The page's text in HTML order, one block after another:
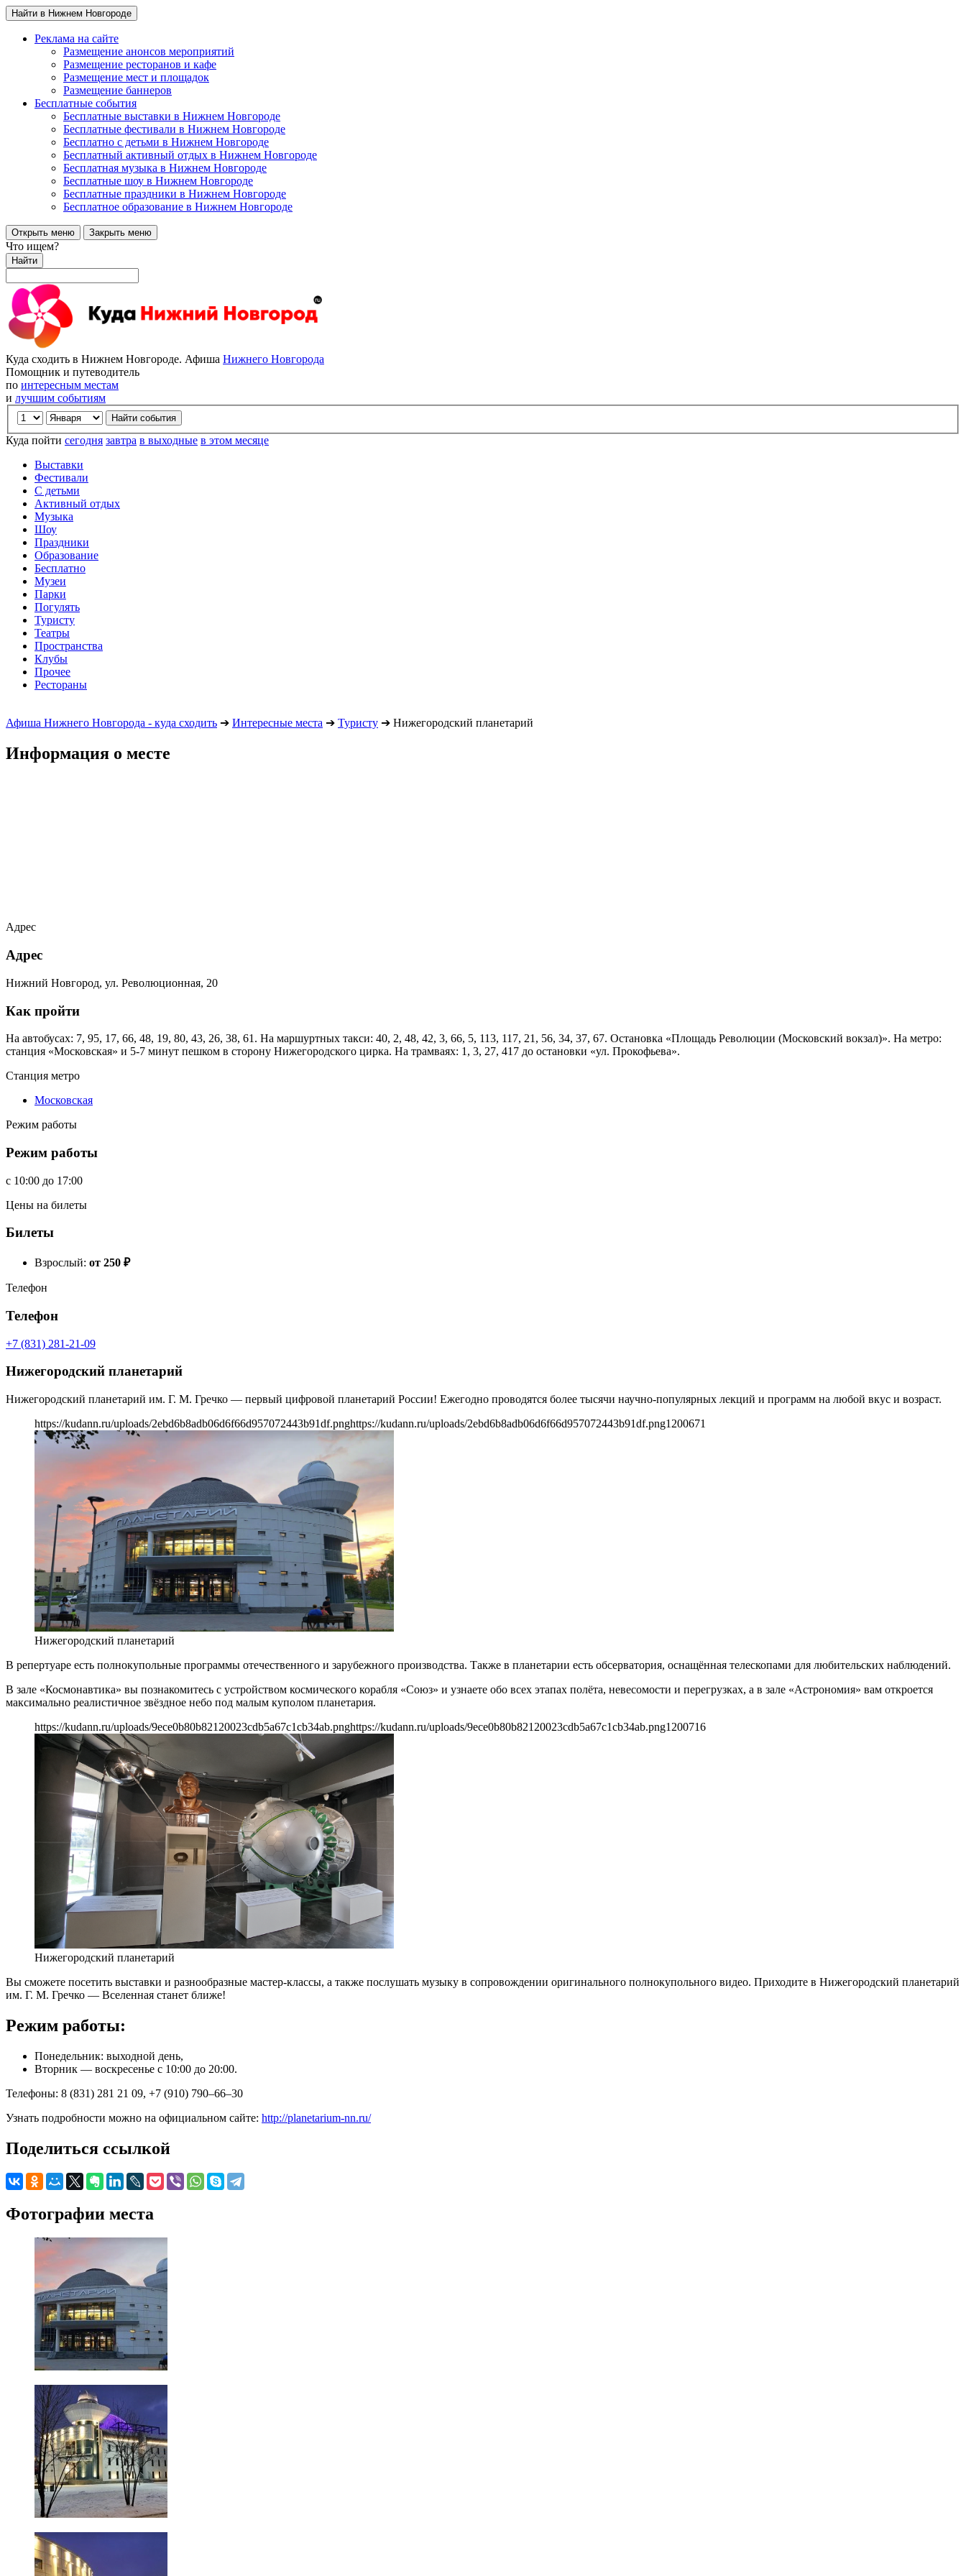
Найти в Нижнем Новгороде
Реклама на сайте
Размещение анонсов мероприятий
Размещение ресторанов и кафе
Размещение мест и площадок
Размещение баннеров
Бесплатные события
Бесплатные выставки в Нижнем Новгороде
Бесплатные фестивали в Нижнем Новгороде
Бесплатно с детьми в Нижнем Новгороде
Бесплатный активный отдых в Нижнем Новгороде
Бесплатная музыка в Нижнем Новгороде
Бесплатные шоу в Нижнем Новгороде
Бесплатные праздники в Нижнем Новгороде
Бесплатное образование в Нижнем Новгороде
Открыть меню Закрыть меню
Что ищем?
Найти
Куда сходить в Нижнем Новгороде. Афиша Нижнего Новгорода
Помощник и путеводитель
по интересным местам
и лучшим событиям
Куда пойти сегодня завтра в выходные в этом месяце
Выставки
Фестивали
С детьми
Активный отдых
Музыка
Шоу
Праздники
Образование
Бесплатно
Музеи
Парки
Погулять
Туристу
Театры
Пространства
Клубы
Прочее
Рестораны
Афиша Нижнего Новгорода - куда сходить ➔ Интересные места ➔ Туристу ➔ Нижегородский планетарий
Информация о месте
Адрес
Адрес
Нижний Новгород, ул. Революционная, 20
Как пройти
На автобусах: 7, 95, 17, 66, 48, 19, 80, 43, 26, 38, 61. На маршуртных такси: 40, 2, 48, 42, 3, 66, 5, 113, 117, 21, 56, 34, 37, 67. Остановка «Площадь Революции (Московский вокзал)». На метро:
станция «Московская» и 5-7 минут пешком в сторону Нижегородского цирка. На трамваях: 1, 3, 27, 417 до остановки «ул. Прокофьева».
Станция метро
Московская
Режим работы
Режим работы
c 10:00 до 17:00
Цены на билеты
Билеты
Взрослый: от 250 ₽
Телефон
Телефон
+7 (831) 281-21-09
Нижегородский планетарий
Нижегородский планетарий им. Г. М. Гречко — первый цифровой планетарий России! Ежегодно проводятся более тысячи научно-популярных лекций и программ на любой вкус и возраст.
https://kudann.ru/uploads/2ebd6b8adb06d6f66d957072443b91df.pnghttps://kudann.ru/uploads/2ebd6b8adb06d6f66d957072443b91df.png1200671
Нижегородский планетарий
В репертуаре есть полнокупольные программы отечественного и зарубежного производства. Также в планетарии есть обсерватория, оснащённая телескопами для любительских наблюдений.
В зале «Космонавтика» вы познакомитесь с устройством космического корабля «Союз» и узнаете обо всех этапах полёта, невесомости и перегрузках, а в зале «Астрономия» вам откроется
максимально реалистичное звёздное небо под малым куполом планетария.
https://kudann.ru/uploads/9ece0b80b82120023cdb5a67c1cb34ab.pnghttps://kudann.ru/uploads/9ece0b80b82120023cdb5a67c1cb34ab.png1200716
Нижегородский планетарий
Вы сможете посетить выставки и разнообразные мастер-классы, а также послушать музыку в сопровождении оригинального полнокупольного видео. Приходите в Нижегородский планетарий
им. Г. М. Гречко — Вселенная станет ближе!
Режим работы:
Понедельник: выходной день,
Вторник — воскресенье с 10:00 до 20:00.
Телефоны: 8 (831) 281 21 09, +7 (910) 790–66–30‬
Узнать подробности можно на официальном сайте: http://planetarium-nn.ru/
Поделиться ссылкой
Фотографии места